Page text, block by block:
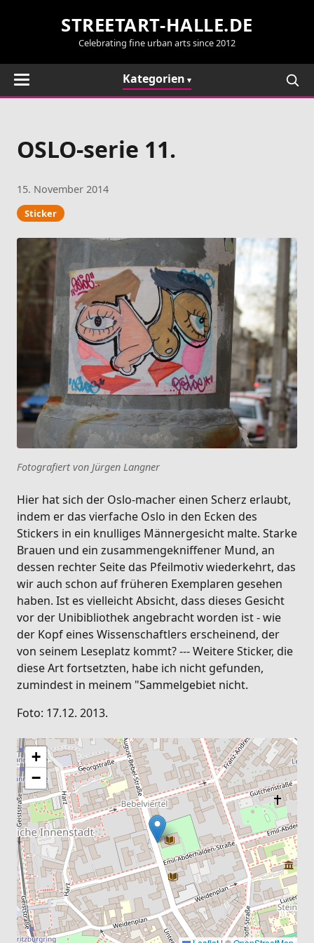
STREETART-HALLE.DE
Celebrating fine urban arts since 2012
Kategorien
OSLO-serie 11.
15. November 2014
Sticker
Fotografiert von Jürgen Langner
Hier hat sich der Oslo-macher einen Scherz erlaubt,
indem er das vierfache Oslo in den Ecken des
Stickers in ein knulliges Männergesicht malte. Starke
Brauen und ein zusammengekniffener Mund, an
dessen rechter Seite das Pfeilmotiv wiederkehrt, das
wir auch schon auf früheren Exemplaren gesehen
haben. Ist es vielleicht Absicht, dass dieses Gesicht
vor der Unibibliothek angebracht worden ist - wie
der Kopf eines Wissenschaftlers erscheinend, der
von seinem Leseplatz kommt? --- Weitere Sticker, die
diese Art fortsetzten, habe ich nicht gefunden,
zumindest in meinem "Sammelgebiet nicht.
Foto: 17.12. 2013.
+
−